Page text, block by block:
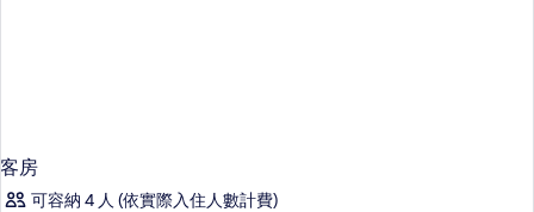
客房
可容納 4 人 (依實際入住人數計費)